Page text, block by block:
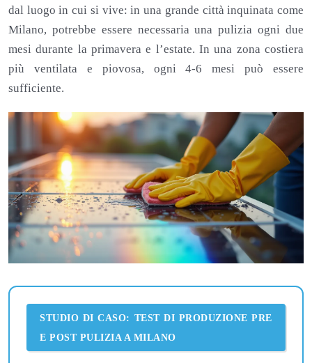
dal luogo in cui si vive: in una grande città inquinata come
Milano, potrebbe essere necessaria una pulizia ogni due
mesi durante la primavera e l’estate. In una zona costiera
più ventilata e piovosa, ogni 4-6 mesi può essere
sufficiente.
STUDIO DI CASO: TEST DI PRODUZIONE PRE
E POST PULIZIA A MILANO